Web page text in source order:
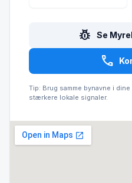
pest_control Se
call
Tip: Brug samme bynavne i
stærkere lokale signaler.